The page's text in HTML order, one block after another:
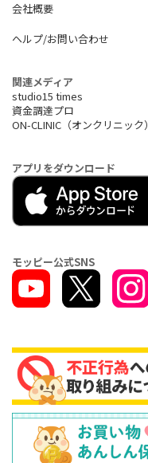
会社概要
ヘルプ/お問い合わせ
関連メディア
studio15 times
資金調達プロ
ON-CLINIC（オンクリニック）
アプリをダウンロード
モッピー公式SNS